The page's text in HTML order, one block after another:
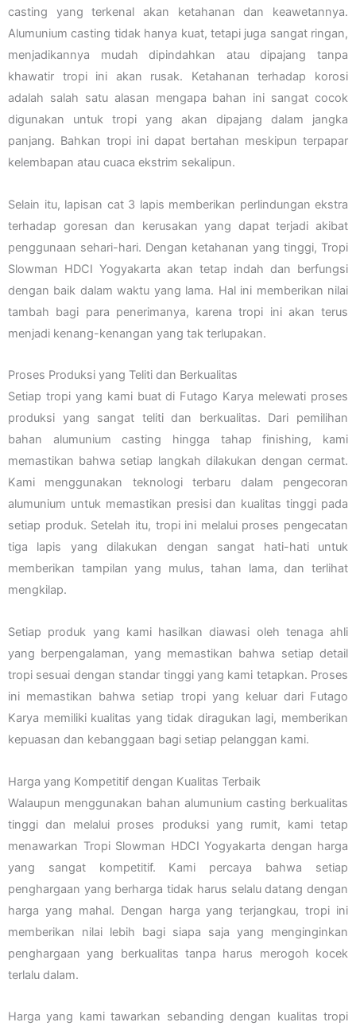
casting yang terkenal akan ketahanan dan keawetannya.
Alumunium casting tidak hanya kuat, tetapi juga sangat ringan,
menjadikannya mudah dipindahkan atau dipajang tanpa
khawatir tropi ini akan rusak. Ketahanan terhadap korosi
adalah salah satu alasan mengapa bahan ini sangat cocok
digunakan untuk tropi yang akan dipajang dalam jangka
panjang. Bahkan tropi ini dapat bertahan meskipun terpapar
kelembapan atau cuaca ekstrim sekalipun.
Selain itu, lapisan cat 3 lapis memberikan perlindungan ekstra
terhadap goresan dan kerusakan yang dapat terjadi akibat
penggunaan sehari-hari. Dengan ketahanan yang tinggi, Tropi
Slowman HDCI Yogyakarta akan tetap indah dan berfungsi
dengan baik dalam waktu yang lama. Hal ini memberikan nilai
tambah bagi para penerimanya, karena tropi ini akan terus
menjadi kenang-kenangan yang tak terlupakan.
Proses Produksi yang Teliti dan Berkualitas
Setiap tropi yang kami buat di Futago Karya melewati proses
produksi yang sangat teliti dan berkualitas. Dari pemilihan
bahan alumunium casting hingga tahap finishing, kami
memastikan bahwa setiap langkah dilakukan dengan cermat.
Kami menggunakan teknologi terbaru dalam pengecoran
alumunium untuk memastikan presisi dan kualitas tinggi pada
setiap produk. Setelah itu, tropi ini melalui proses pengecatan
tiga lapis yang dilakukan dengan sangat hati-hati untuk
memberikan tampilan yang mulus, tahan lama, dan terlihat
mengkilap.
Setiap produk yang kami hasilkan diawasi oleh tenaga ahli
yang berpengalaman, yang memastikan bahwa setiap detail
tropi sesuai dengan standar tinggi yang kami tetapkan. Proses
ini memastikan bahwa setiap tropi yang keluar dari Futago
Karya memiliki kualitas yang tidak diragukan lagi, memberikan
kepuasan dan kebanggaan bagi setiap pelanggan kami.
Harga yang Kompetitif dengan Kualitas Terbaik
Walaupun menggunakan bahan alumunium casting berkualitas
tinggi dan melalui proses produksi yang rumit, kami tetap
menawarkan Tropi Slowman HDCI Yogyakarta dengan harga
yang sangat kompetitif. Kami percaya bahwa setiap
penghargaan yang berharga tidak harus selalu datang dengan
harga yang mahal. Dengan harga yang terjangkau, tropi ini
memberikan nilai lebih bagi siapa saja yang menginginkan
penghargaan yang berkualitas tanpa harus merogoh kocek
terlalu dalam.
Harga yang kami tawarkan sebanding dengan kualitas tropi